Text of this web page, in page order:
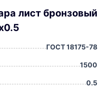
лист бронзовый
ГОСТ 18175-78
1500
0.5